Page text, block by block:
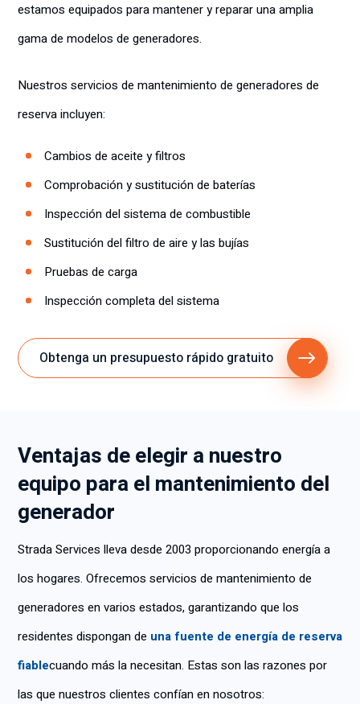
estamos equipados para mantener y reparar una amplia
gama de modelos de generadores.
Nuestros servicios de mantenimiento de generadores de
reserva incluyen:
Cambios de aceite y filtros
Comprobación y sustitución de baterías
Inspección del sistema de combustible
Sustitución del filtro de aire y las bujías
Pruebas de carga
Inspección completa del sistema
Obtenga un presupuesto rápido gratuito
Ventajas de elegir a nuestro
equipo para el mantenimiento del
generador
Strada Services lleva desde 2003 proporcionando energía a
los hogares. Ofrecemos servicios de mantenimiento de
generadores en varios estados, garantizando que los
residentes dispongan de una fuente de energía de reserva
fiablecuando más la necesitan. Estas son las razones por
las que nuestros clientes confían en nosotros: